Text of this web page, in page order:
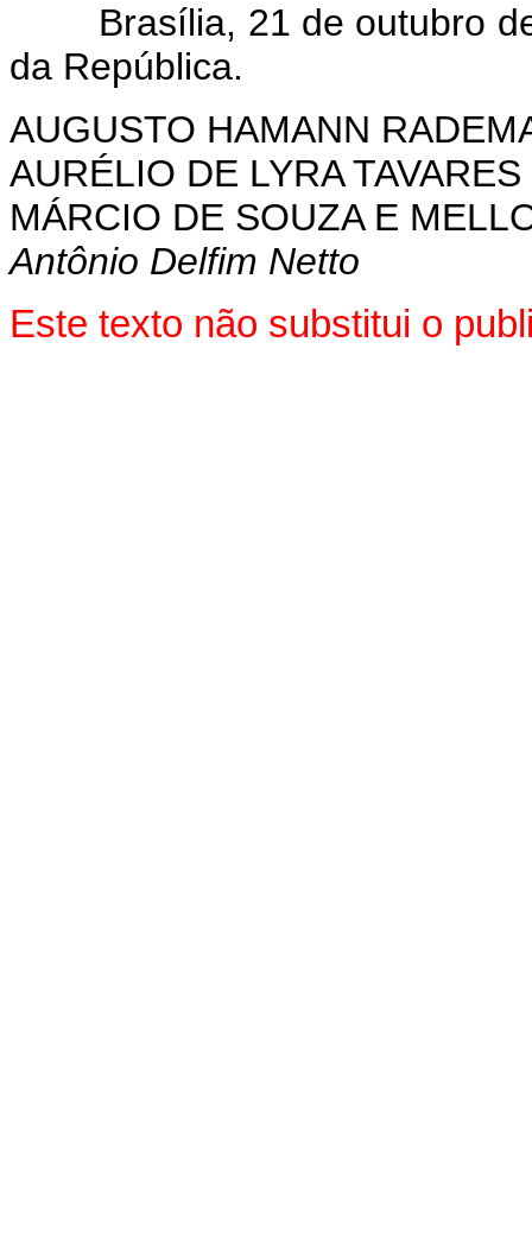
Brasília, 21 de outubro de
da República.
AUGUSTO HAMANN
AURÉLIO DE LYRA TAVARES
MÁRCIO DE SOUZA E
Antônio Delfim Netto
Este texto não substitui o